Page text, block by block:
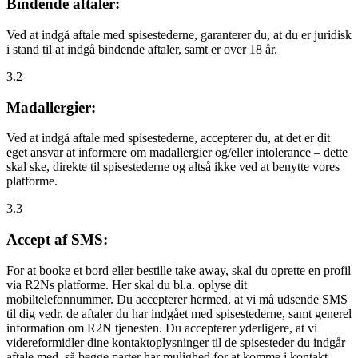
Bindende aftaler:
Ved at indgå aftale med spisestederne, garanterer du, at du er juridisk
i stand til at indgå bindende aftaler, samt er over 18 år.
3.2
Madallergier:
Ved at indgå aftale med spisestederne, accepterer du, at det er dit
eget ansvar at informere om madallergier og/eller intolerance – dette
skal ske, direkte til spisestederne og altså ikke ved at benytte vores
platforme.
3.3
Accept af SMS:
For at booke et bord eller bestille take away, skal du oprette en profil
via R2Ns platforme. Her skal du bl.a. oplyse dit
mobiltelefonnummer. Du accepterer hermed, at vi må udsende SMS
til dig vedr. de aftaler du har indgået med spisestederne, samt generel
information om R2N tjenesten. Du accepterer yderligere, at vi
videreformidler dine kontaktoplysninger til de spisesteder du indgår